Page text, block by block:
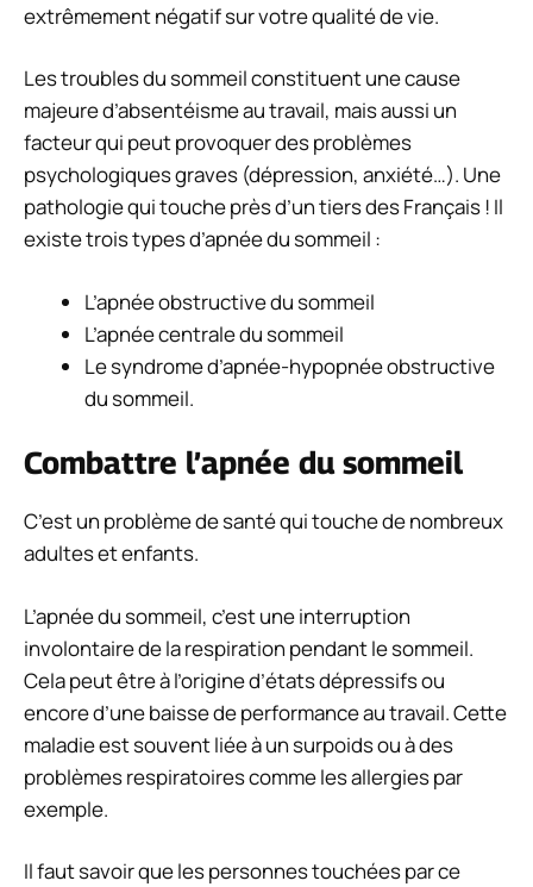
extrêmement négatif sur votre qualité de vie.
Les troubles du sommeil constituent une cause
majeure d’absentéisme au travail, mais aussi un
facteur qui peut provoquer des problèmes
psychologiques graves (dépression, anxiété…). Une
pathologie qui touche près d’un tiers des Français ! Il
existe trois types d’apnée du sommeil :
L’apnée obstructive du sommeil
L’apnée centrale du sommeil
Le syndrome d’apnée-hypopnée obstructive
du sommeil.
Combattre l’apnée du sommeil
C’est un problème de santé qui touche de nombreux
adultes et enfants.
L’apnée du sommeil, c’est une interruption
involontaire de la respiration pendant le sommeil.
Cela peut être à l’origine d’états dépressifs ou
encore d’une baisse de performance au travail. Cette
maladie est souvent liée à un surpoids ou à des
problèmes respiratoires comme les allergies par
exemple.
Il faut savoir que les personnes touchées par ce